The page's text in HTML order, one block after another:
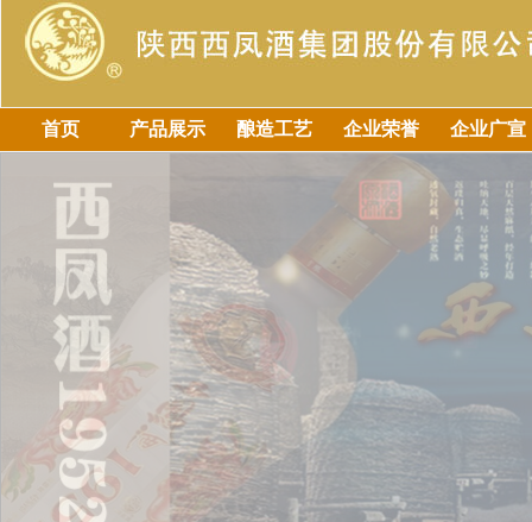
首页 产品展示 酿造工艺 企业荣誉 企业广宣